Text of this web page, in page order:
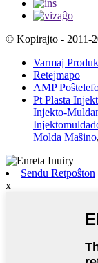
© Kopirajto - 2011-
Varmaj
Retejmapo
AMP
Pt Plasta
Injekto-
Molda Maŝino,
Sendu Retpoŝton
x